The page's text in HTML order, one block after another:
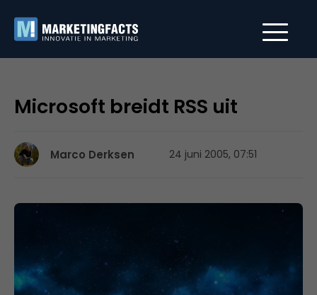
Microsoft breidt RSS uit
Marco Derksen 24 juni 2005, 07:51